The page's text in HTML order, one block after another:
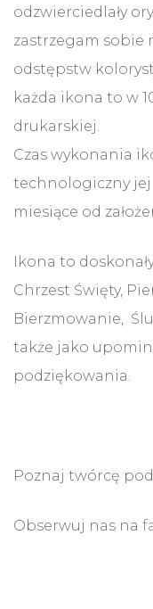
odzwierciedlały
zastrzegam sobie
odstępstw
każda ikona to w
drukarskiej.
Czas wykonania
technologiczny jej
miesiące od
Ikona to
Chrzest Święty,
Bierzmowanie,
także jako
podziękowania.
Poznaj twórcę
Obserwuj nas na